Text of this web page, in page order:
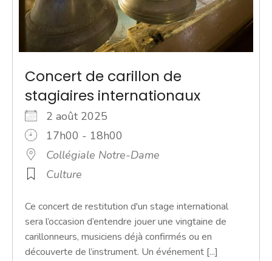
Concert de carillon de
stagiaires internationaux
2 août 2025
17h00 - 18h00
Collégiale Notre-Dame
Culture
Ce concert de restitution d'un stage international
sera l’occasion d’entendre jouer une vingtaine de
carillonneurs, musiciens déjà confirmés ou en
découverte de l’instrument. Un événement [...]